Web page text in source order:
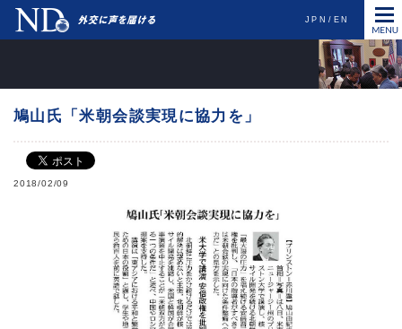
JPN EN
鳩山氏「米朝会談実現に協力を」
2018/02/09